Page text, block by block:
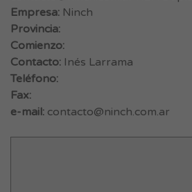
Empresa: Ninch
Provincia:
Comienzo:
Contacto: Inés Larrama
Teléfono:
Fax:
e-mail: contacto@ninch.com.ar